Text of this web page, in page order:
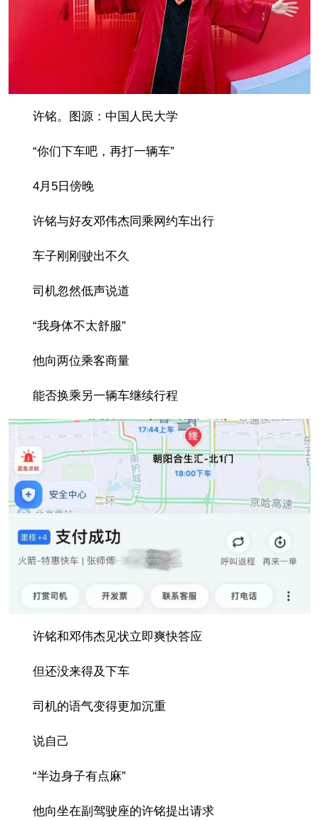
许铭。图源：中国人民大学
“你们下车吧，再打一辆车”
4月5日傍晚
许铭与好友邓伟杰同乘网约车出行
车子刚刚驶出不久
司机忽然低声说道
“我身体不太舒服”
他向两位乘客商量
能否换乘另一辆车继续行程
许铭和邓伟杰见状立即爽快答应
但还没来得及下车
司机的语气变得更加沉重
说自己
“半边身子有点麻”
他向坐在副驾驶座的许铭提出请求